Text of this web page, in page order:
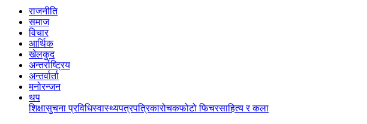
राजनीति
समाज
विचार
आर्थिक
खेलकुद
अन्तर्राष्ट्रिय
अन्तर्वार्ता
मनोरन्जन
थप
शिक्षासुचना प्रविधिस्वास्थ्यपत्रपत्रिकारोचकफोटो फिचरसाहित्य र कला